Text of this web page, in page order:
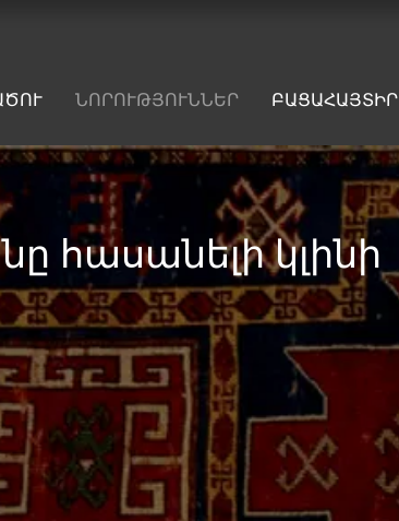
ՆՈՐՈՒԹՅՈՒՆՆԵՐ ԲԱՑԱՀԱՅՏԻՐ
հասանելի կլինի